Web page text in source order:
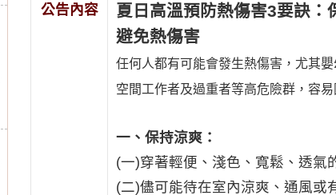
公告內容
夏日高溫預防熱傷害3要訣：
避免熱傷害
任何人都有可能會發生熱傷害，尤其
空間工作者及過重者等高危險群，容
一、保持涼爽：
(一)穿著輕便、淺色、寬鬆、透氣
(二)儘可能待在室內涼爽、通風或